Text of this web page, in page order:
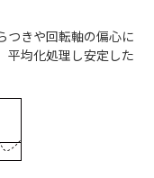
つきや回転軸の偏心に
平均化処理し安定した